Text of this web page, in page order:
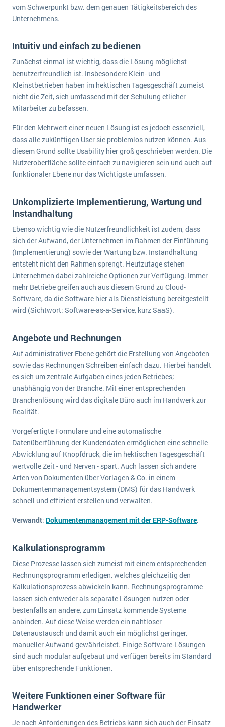
vom Schwerpunkt bzw. dem genauen Tätigkeitsbereich des
Unternehmens.
Intuitiv und einfach zu bedienen
Zunächst einmal ist wichtig, dass die Lösung möglichst
benutzerfreundlich ist. Insbesondere Klein- und
Kleinstbetrieben haben im hektischen Tagesgeschäft zumeist
nicht die Zeit, sich umfassend mit der Schulung etlicher
Mitarbeiter zu befassen.
Für den Mehrwert einer neuen Lösung ist es jedoch essenziell,
dass alle zukünftigen User sie problemlos nutzen können. Aus
diesem Grund sollte Usability hier groß geschrieben werden. Die
Nutzeroberfläche sollte einfach zu navigieren sein und auch auf
funktionaler Ebene nur das Wichtigste umfassen.
Unkomplizierte Implementierung, Wartung und
Instandhaltung
Ebenso wichtig wie die Nutzerfreundlichkeit ist zudem, dass
sich der Aufwand, der Unternehmen im Rahmen der Einführung
(Implementierung) sowie der Wartung bzw. Instandhaltung
entsteht nicht den Rahmen sprengt. Heutzutage stehen
Unternehmen dabei zahlreiche Optionen zur Verfügung. Immer
mehr Betriebe greifen auch aus diesem Grund zu Cloud-
Software, da die Software hier als Dienstleistung bereitgestellt
wird (Sichtwort: Software-as-a-Service, kurz SaaS).
Angebote und Rechnungen
Auf administrativer Ebene gehört die Erstellung von Angeboten
sowie das Rechnungen Schreiben einfach dazu. Hierbei handelt
es sich um zentrale Aufgaben eines jeden Betriebes;
unabhängig von der Branche. Mit einer entsprechenden
Branchenlösung wird das digitale Büro auch im Handwerk zur
Realität.
Vorgefertigte Formulare und eine automatische
Datenüberführung der Kundendaten ermöglichen eine schnelle
Abwicklung auf Knopfdruck, die im hektischen Tagesgeschäft
wertvolle Zeit - und Nerven - spart. Auch lassen sich andere
Arten von Dokumenten über Vorlagen & Co. in einem
Dokumentenmanagementsystem (DMS) für das Handwerk
schnell und effizient erstellen und verwalten.
Verwandt: Dokumentenmanagement mit der ERP-Software.
Kalkulationsprogramm
Diese Prozesse lassen sich zumeist mit einem entsprechenden
Rechnungsprogramm erledigen, welches gleichzeitig den
Kalkulationsprozess abwickeln kann. Rechnungsprogramme
lassen sich entweder als separate Lösungen nutzen oder
bestenfalls an andere, zum Einsatz kommende Systeme
anbinden. Auf diese Weise werden ein nahtloser
Datenaustausch und damit auch ein möglichst geringer,
manueller Aufwand gewährleistet. Einige Software-Lösungen
sind auch modular aufgebaut und verfügen bereits im Standard
über entsprechende Funktionen.
Weitere Funktionen einer Software für
Handwerker
Je nach Anforderungen des Betriebs kann sich auch der Einsatz